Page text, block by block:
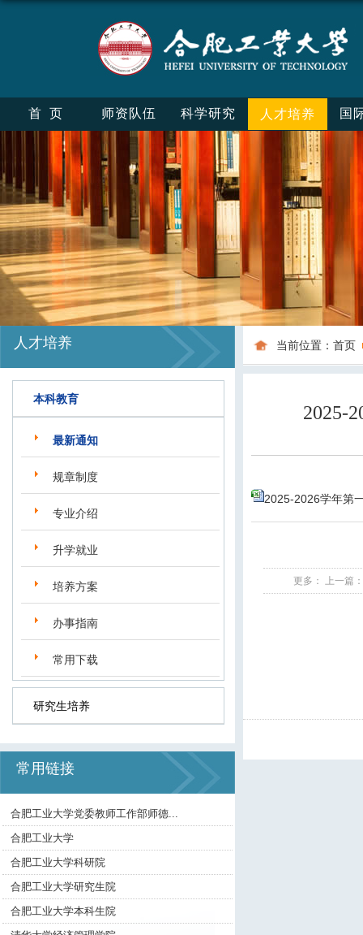
首页 师资队伍 科学研究 人才培养 国
人才培养
本科教育
最新通知
规章制度
专业介绍
升学就业
培养方案
办事指南
常用下载
研究生培养
常用链接
合肥工业大学党委教师工作部师德...
合肥工业大学
合肥工业大学科研院
合肥工业大学研究生院
合肥工业大学本科生院
当前位置： 首页
2025-
2025-2026学年第
更多： 上一篇：